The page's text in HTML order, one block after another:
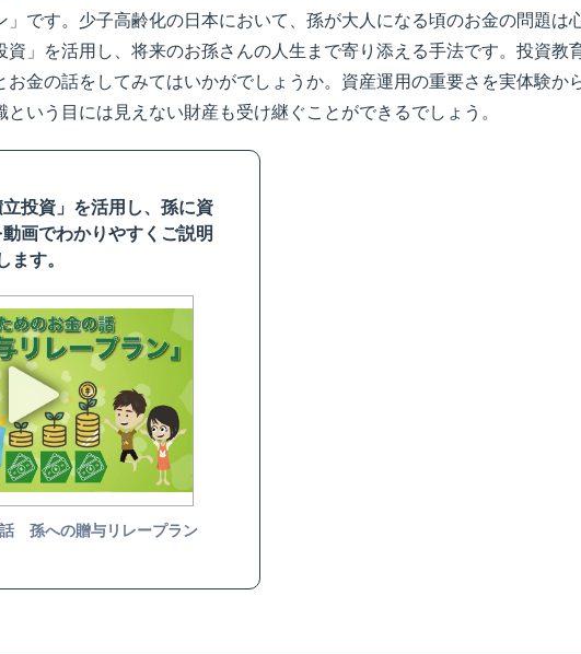
」です。少子高齢化の日本において、孫が大人になる頃のお金の問題は
資」を活用し、将来のお孫さんの人生まで寄り添える手法です。投資教
お金の話をしてみてはいかがでしょうか。資産運用の重要さを実体験か
いう目には見えない財産も受け継ぐことができるでしょう。
立投資」を活用し、孫に資
画でわかりやすくご説明
ます。
孫への贈与リレープラン